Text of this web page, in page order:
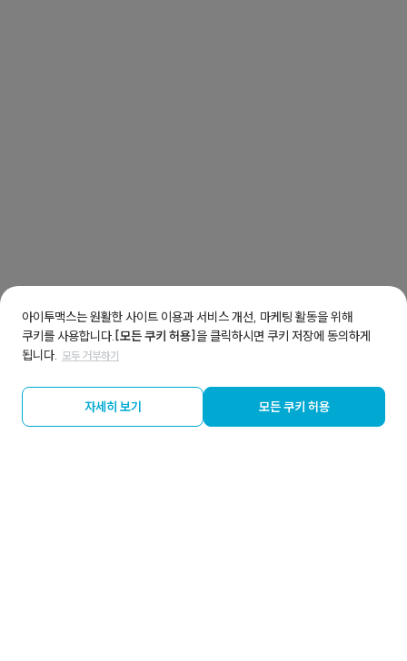
아이투맥스는 원활한 사이트 이용과 서비스 개선, 마케팅 활동을 위해
쿠키를 사용합니다. [모든 쿠키 허용]을 클릭하시면 쿠키 저장에 동의하게
됩니다. 모두 거부하기
자세히 보기 모든 쿠키 허용